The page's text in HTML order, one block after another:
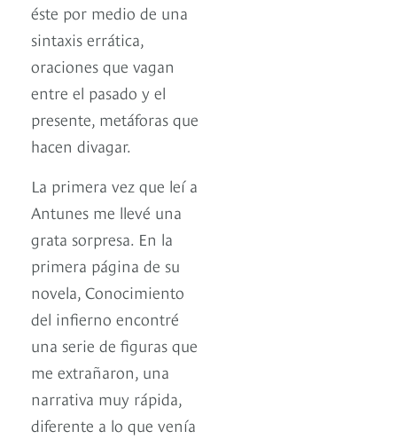
éste por medio de una
sintaxis errática,
oraciones que vagan
entre el pasado y el
presente, metáforas que
hacen divagar.
La primera vez que leí a
Antunes me llevé una
grata sorpresa. En la
primera página de su
novela, Conocimiento
del infierno encontré
una serie de figuras que
me extrañaron, una
narrativa muy rápida,
diferente a lo que venía